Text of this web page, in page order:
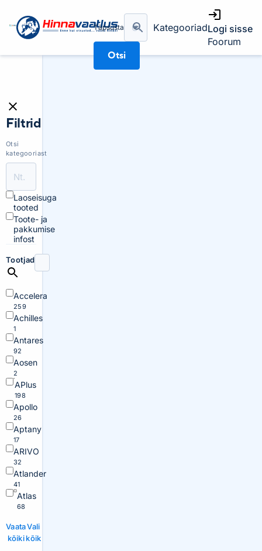
Täpsusta
Otsi
KategooriadLogi sisse
Foorum
Filtrid
Otsi
kategooriast
Laoseisuga
tooted
Toote- ja
pakkumise
infost
Tootjad
Accelera
259
Achilles
1
Antares
92
Aosen
2
APlus
198
Apollo
26
Aptany
17
ARIVO
32
Atlander
41
Atlas
68
Vaata
kõiki
Vali
kõik